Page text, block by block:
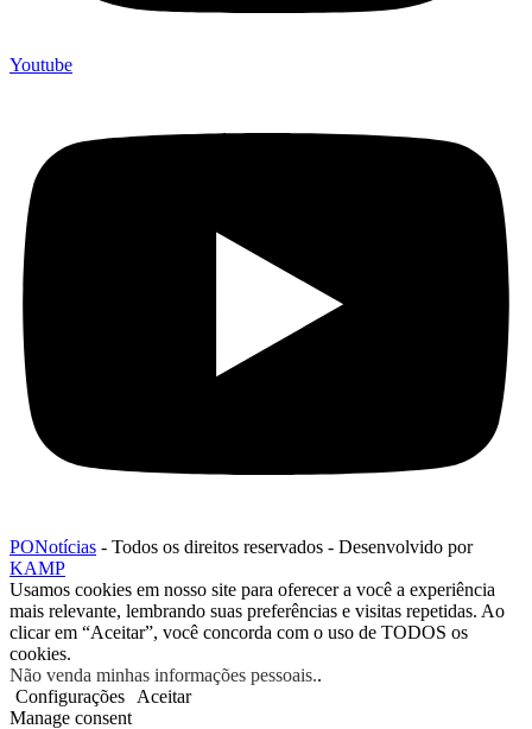
Youtube
PONotícias - Todos os direitos reservados - Desenvolvido por
KAMP
Usamos cookies em nosso site para oferecer a você a experiência
mais relevante, lembrando suas preferências e visitas repetidas. Ao
clicar em “Aceitar”, você concorda com o uso de TODOS os
cookies.
Não venda minhas informações pessoais..
Configurações
Aceitar
Manage consent